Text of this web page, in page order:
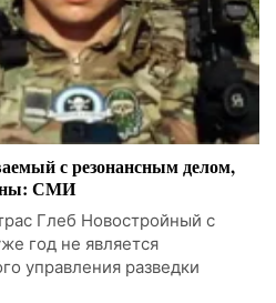
с резонансным делом,
СМИ
Глеб Новостройный с
год не является
управления разведки